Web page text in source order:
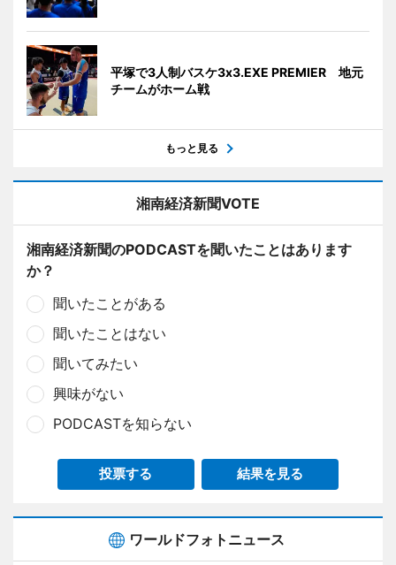
平塚で3人制バスケ3x3.EXE PREMIER 地元
チームがホーム戦
もっと見る
湘南経済新聞VOTE
湘南経済新聞のPODCASTを聞いたことはあります
か？
聞いたことがある
聞いたことはない
聞いてみたい
興味がない
PODCASTを知らない
投票する 結果を見る
ワールドフォトニュース